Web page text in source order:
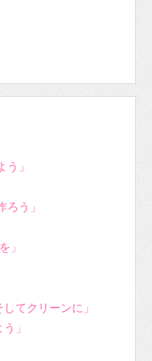
」
う」
」
てクリーンに」
」